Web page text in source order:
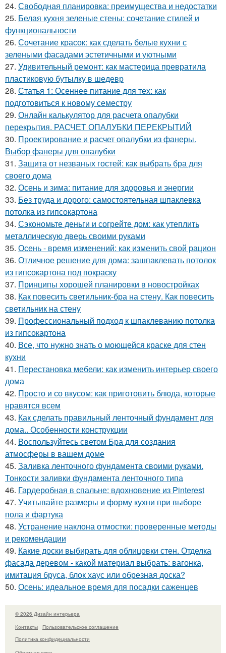
24. Свободная планировка: преимущества и недостатки
25. Белая кухня зеленые стены: сочетание стилей и
функциональности
26. Сочетание красок: как сделать белые кухни с
зелеными фасадами эстетичными и уютными
27. Удивительный ремонт: как мастерица превратила
пластиковую бутылку в шедевр
28. Статья 1: Осеннее питание для тех: как
подготовиться к новому семестру
29. Онлайн калькулятор для расчета опалубки
перекрытия. РАСЧЕТ ОПАЛУБКИ ПЕРЕКРЫТИЙ
30. Проектирование и расчет опалубки из фанеры.
Выбор фанеры для опалубки
31. Защита от незваных гостей: как выбрать бра для
своего дома
32. Осень и зима: питание для здоровья и энергии
33. Без труда и дорого: самостоятельная шпаклевка
потолка из гипсокартона
34. Сэкономьте деньги и согрейте дом: как утеплить
металлическую дверь своими руками
35. Осень - время изменений: как изменить свой рацион
36. Отличное решение для дома: зашпаклевать потолок
из гипсокартона под покраску
37. Принципы хорошей планировки в новостройках
38. Как повесить светильник-бра на стену. Как повесить
светильник на стену
39. Профессиональный подход к шпаклеванию потолка
из гипсокартона
40. Все, что нужно знать о моющейся краске для стен
кухни
41. Перестановка мебели: как изменить интерьер своего
дома
42. Просто и со вкусом: как приготовить блюда, которые
нравятся всем
43. Как сделать правильный ленточный фундамент для
дома.. Особенности конструкции
44. Воспользуйтесь светом Бра для создания
атмосферы в вашем доме
45. Заливка ленточного фундамента своими руками.
Тонкости заливки фундамента ленточного типа
46. Гардеробная в спальне: вдохновение из Pinterest
47. Учитывайте размеры и форму кухни при выборе
пола и фартука
48. Устранение наклона отмостки: проверенные методы
и рекомендации
49. Какие доски выбирать для облицовки стен. Отделка
фасада деревом - какой материал выбрать: вагонка,
имитация бруса, блок хаус или обрезная доска?
50. Осень: идеальное время для посадки саженцев
© 2026 Дизайн интерьера
Контакты
Пользовательское соглашение
Политика конфидециальности